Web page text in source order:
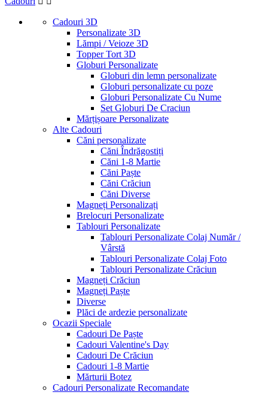
Cadouri 3D
Personalizate 3D
Lămpi / Veioze 3D
Topper Tort 3D
Globuri Personalizate
Globuri din lemn personalizate
Globuri personalizate cu poze
Globuri Personalizate Cu Nume
Set Globuri De Craciun
Mărțișoare Personalizate
Alte Cadouri
Căni personalizate
Căni Îndrăgostiți
Căni 1-8 Martie
Căni Paște
Căni Crăciun
Căni Diverse
Magneți Personalizați
Brelocuri Personalizate
Tablouri Personalizate
Tablouri Personalizate Colaj Număr /
Vârstă
Tablouri Personalizate Colaj Foto
Tablouri Personalizate Crăciun
Magneți Crăciun
Magneți Paște
Diverse
Plăci de ardezie personalizate
Ocazii Speciale
Cadouri De Paște
Cadouri Valentine's Day
Cadouri De Crăciun
Cadouri 1-8 Martie
Mărturii Botez
Cadouri Personalizate Recomandate